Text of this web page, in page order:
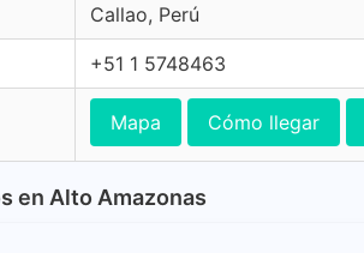
Callao, Perú
+51 1 5748463
Mapa Cómo llegar
en Alto Amazonas